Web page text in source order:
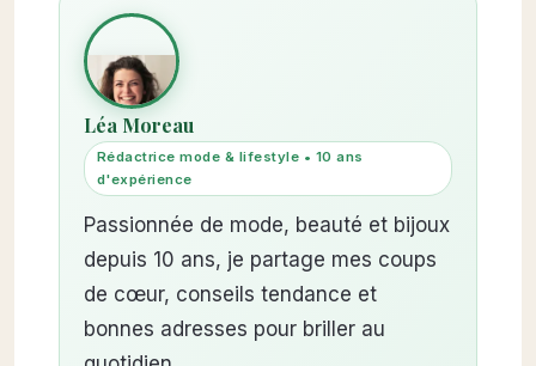
Léa Moreau
Rédactrice mode & lifestyle • 10 ans
d'expérience
Passionnée de mode, beauté et bijoux
depuis 10 ans, je partage mes coups
de cœur, conseils tendance et
bonnes adresses pour briller au